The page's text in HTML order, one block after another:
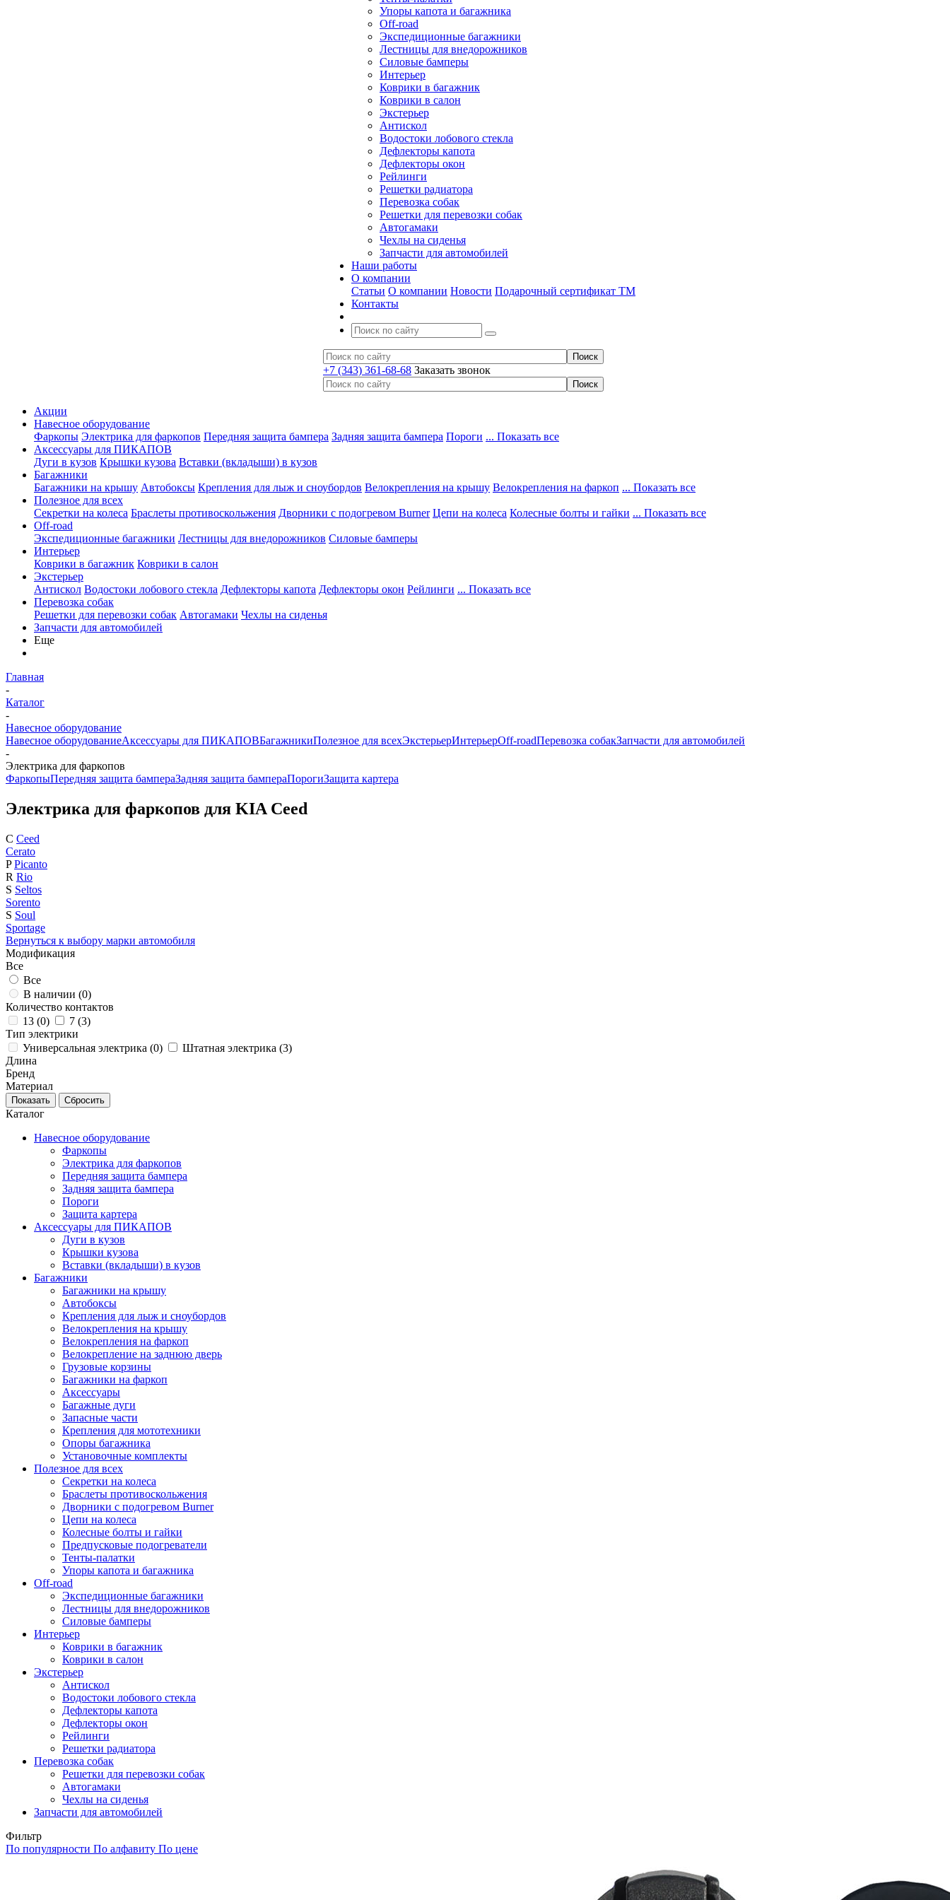
Упоры капота и багажника
Off-road
Экспедиционные багажники
Лестницы для внедорожников
Силовые бамперы
Интерьер
Коврики в багажник
Коврики в салон
Экстерьер
Антискол
Водостоки лобового стекла
Дефлекторы капота
Дефлекторы окон
Рейлинги
Решетки радиатора
Перевозка собак
Решетки для перевозки собак
Автогамаки
Чехлы на сиденья
Запчасти для автомобилей
Наши работы
О компании
Статьи О компании Новости Подарочный сертификат ТМ
Контакты
+7 (343) 361-68-68 Заказать звонок
Акции
Навесное оборудование
Фаркопы Электрика для фаркопов Передняя защита бампера Задняя защита бампера Пороги ... Показать все
Аксессуары для ПИКАПОВ
Дуги в кузов Крышки кузова Вставки (вкладыши) в кузов
Багажники
Багажники на крышу Автобоксы Крепления для лыж и сноубордов Велокрепления на крышу Велокрепления на фаркоп ... Показать все
Полезное для всех
Секретки на колеса Браслеты противоскольжения Дворники с подогревом Burner Цепи на колеса Колесные болты и гайки ... Показать все
Off-road
Экспедиционные багажники Лестницы для внедорожников Силовые бамперы
Интерьер
Коврики в багажник Коврики в салон
Экстерьер
Антискол Водостоки лобового стекла Дефлекторы капота Дефлекторы окон Рейлинги ... Показать все
Перевозка собак
Решетки для перевозки собак Автогамаки Чехлы на сиденья
Запчасти для автомобилей
Еще
Главная
-
Каталог
-
Навесное оборудование
Навесное оборудованиеАксессуары для ПИКАПОВБагажникиПолезное для всехЭкстерьерИнтерьерOff-roadПеревозка собакЗапчасти для автомобилей
-
Электрика для фаркопов
ФаркопыПередняя защита бампераЗадняя защита бампераПорогиЗащита картера
Электрика для фаркопов для KIA Ceed
C Ceed
Cerato
P Picanto
R Rio
S Seltos
Sorento
S Soul
Sportage
Вернуться к выбору марки автомобиля
Модификация
Все
Все
В наличии (0)
Количество контактов
13 (0) 7 (3)
Тип электрики
Универсальная электрика (0) Штатная электрика (3)
Длина
Бренд
Материал
Каталог
Навесное оборудование
Фаркопы
Электрика для фаркопов
Передняя защита бампера
Задняя защита бампера
Пороги
Защита картера
Аксессуары для ПИКАПОВ
Дуги в кузов
Крышки кузова
Вставки (вкладыши) в кузов
Багажники
Багажники на крышу
Автобоксы
Крепления для лыж и сноубордов
Велокрепления на крышу
Велокрепления на фаркоп
Велокрепление на заднюю дверь
Грузовые корзины
Багажники на фаркоп
Аксессуары
Багажные дуги
Запасные части
Крепления для мототехники
Опоры багажника
Установочные комплекты
Полезное для всех
Секретки на колеса
Браслеты противоскольжения
Дворники с подогревом Burner
Цепи на колеса
Колесные болты и гайки
Предпусковые подогреватели
Тенты-палатки
Упоры капота и багажника
Off-road
Экспедиционные багажники
Лестницы для внедорожников
Силовые бамперы
Интерьер
Коврики в багажник
Коврики в салон
Экстерьер
Антискол
Водостоки лобового стекла
Дефлекторы капота
Дефлекторы окон
Рейлинги
Решетки радиатора
Перевозка собак
Решетки для перевозки собак
Автогамаки
Чехлы на сиденья
Запчасти для автомобилей
Фильтр
По популярности По алфавиту По цене